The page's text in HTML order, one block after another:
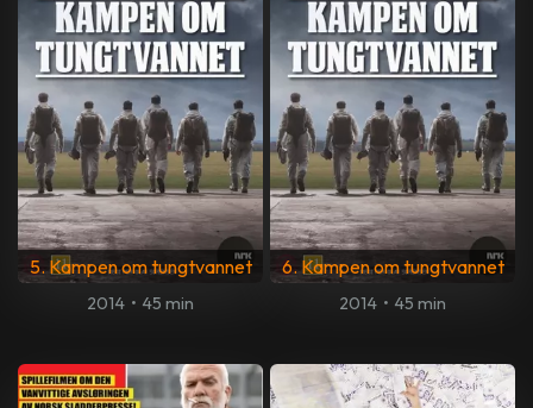
5. Kampen om tungtvannet
2014 • 45 min
6. Kampen om tungtvannet
2014 • 45 min